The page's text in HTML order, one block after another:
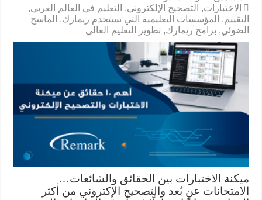
الاختبارات, التصحيح الإلكتروني, التعليم في العالم العربي,
التقييم, المؤسسات التعليمية التي تستخدم ريمارك, الماسح
الضوئي, برامج ريمارك,تطوير التعليم العالي
ميكنة الاختبارات بين الحقائق والشائعات…
الامتحانات عن بُعد والتصحيح الإكتروني من أكثر